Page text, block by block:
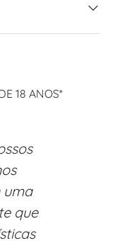
18 ANOS*
uma
que